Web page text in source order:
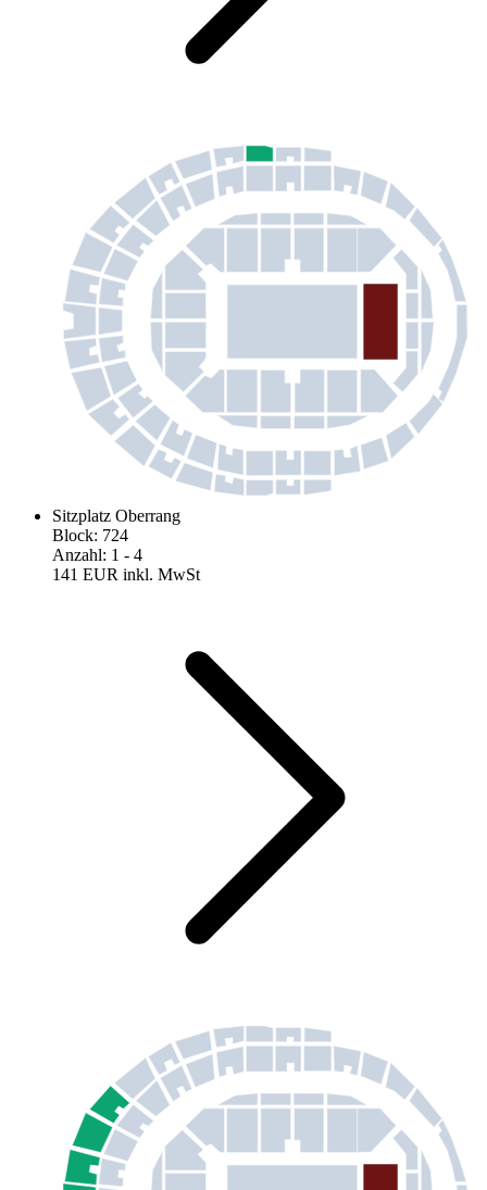
Sitzplatz Oberrang
Block: 724
Anzahl: 1 - 4
141 EUR inkl. MwSt